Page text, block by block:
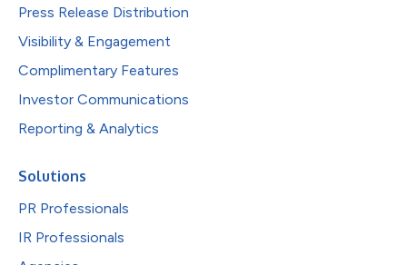
Press Release Distribution
Visibility & Engagement
Complimentary Features
Investor Communications
Reporting & Analytics
Solutions
PR Professionals
IR Professionals